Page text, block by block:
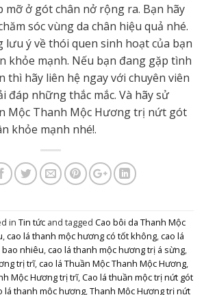
mỡ ở gót chân nở rộng ra. Bạn hãy
sóc vùng da chân hiệu quả nhé.
lưu ý về thói quen sinh hoạt của bạn
khỏe mạnh. Nếu bạn đang gặp tình
thì hãy liên hệ ngay với chuyên viên
đáp những thắc mắc. Và hãy sử
Mộc Thanh Mộc Hương trị nứt gót
khỏe mạnh nhé!.
in Tin tứcand tagged Cao bôi da Thanh Mộc
,cao lá thanh mộc hương có tốt không,cao lá
nhiêu,cao lá thanh mộc hương trị á sừng,
trị trĩ,cao lá Thuần Mộc Thanh Mộc Hương,
Mộc Hương trị trĩ,Cao lá thuần mộc trị nứt gót
lá thanh mộc hương,Thanh Mộc Hương trị nứt